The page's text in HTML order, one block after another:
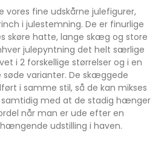
vores fine udskårne julefigurer,
i julestemning. De er finurlige
skøre hatte, lange skæg og store
julepyntning det helt særlige
i 2 forskellige størrelser og i en
varianter. De skæggede
i samme stil, så de kan mikses
med at de stadig hænger
når man er ude efter en
udstilling i haven.